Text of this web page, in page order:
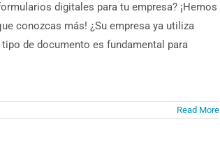
digitales para tu empresa? ¡Hemos
conozcas más! ¿Su empresa ya utiliza
de documento es fundamental para
Read More